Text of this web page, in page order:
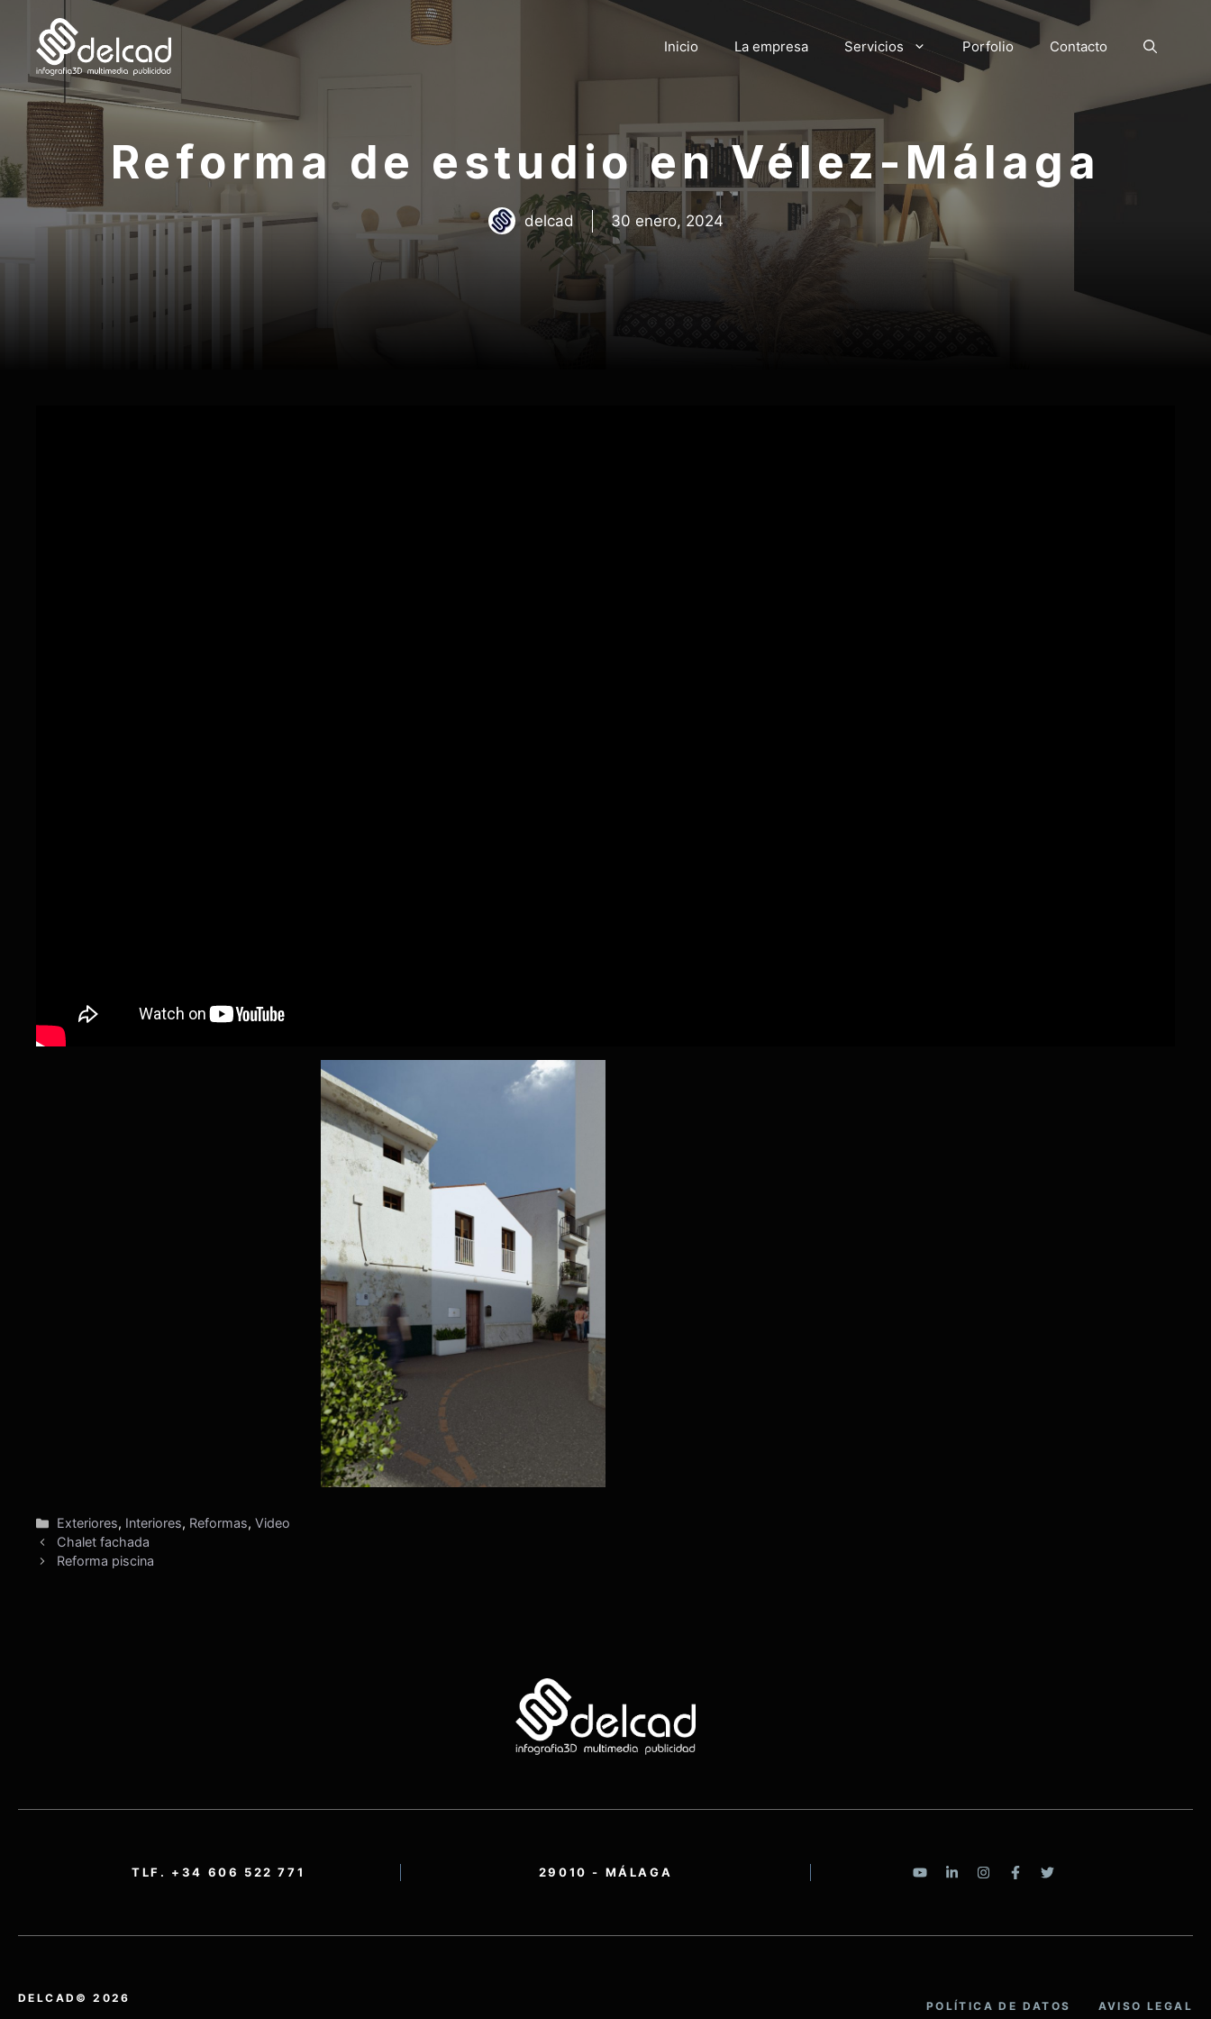
contenido
Inicio La empresa Servicios Porfolio Contacto
Reforma de estudio en Vélez-Málaga
delcad 30 enero, 2024
Categorías
Exteriores, Interiores, Reformas,Video
Chalet fachada
Reforma piscina
TLF. +34 606 522 771 29010 - MÁLAGA
DELCAD© 2026
POLÍTICA DE DATOS AVISO LEGAL